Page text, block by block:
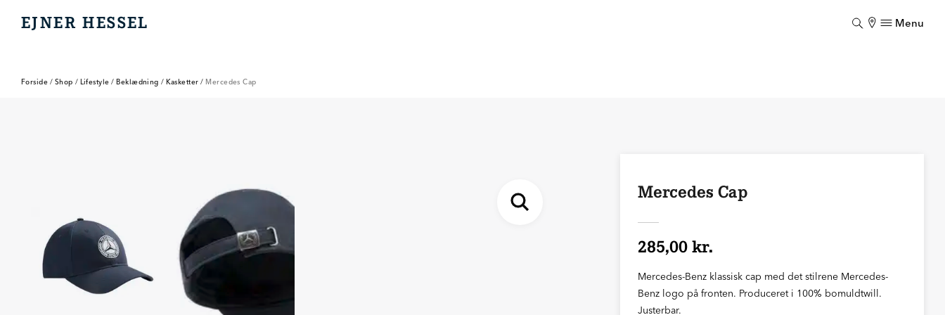
EJNER HESSEL Menu
Forside / Shop / Lifestyle / Beklædning / Kasketter / Mercedes Cap
Mercedes Cap
285,00 kr.
Mercedes-Benz klassisk cap med det stilrene Mercedes-
Benz logo på fronten. Produceret i 100% bomuldtwill.
Justerbar.